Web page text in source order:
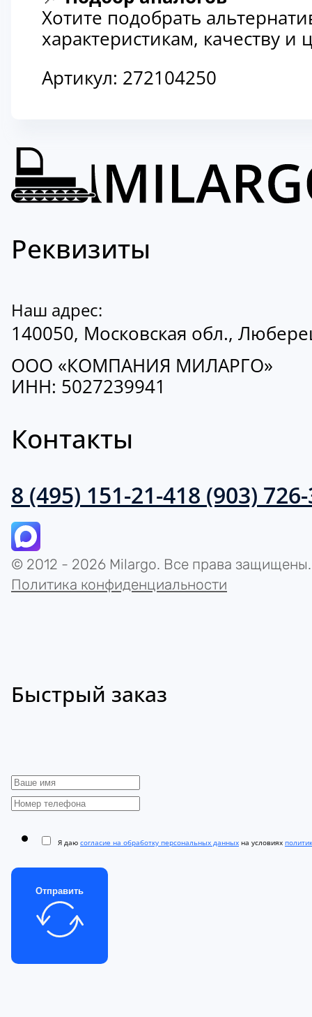
Хотите подобрать
характеристикам, качеству
Артикул: 272104250
Реквизиты
Наш адрес:
140050, Московская обл.,
ООО «КОМПАНИЯ МИЛАРГО»
ИНН: 5027239941
Контакты
8 (495) 151-21-418 (903)
© 2012 - 2026 Milargo. Все права защищены.
Политика конфиденциальности
Быстрый заказ
Я даю согласие на обработку персональных данных на условиях
Отправить